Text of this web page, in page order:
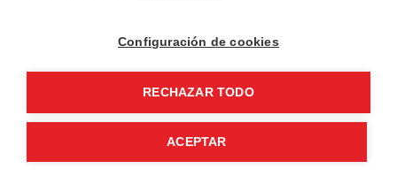
Configuración de cookies
RECHAZAR TODO
ACEPTAR
¡Síguenos en nuestras redes!